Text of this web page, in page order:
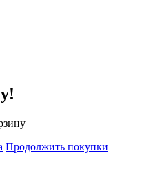
Продолжить покупки